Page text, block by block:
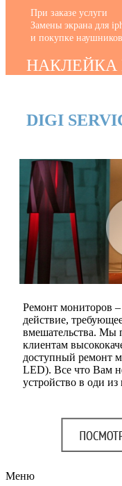
При заказе услуги
Замены экрана для
и покупке наушников
НАКЛЕЙКА
DIGI
Ремонт мониторов
действие,
вмешательства. Мы
клиентам
доступный ремонт
LED). Все что Вам
устройство в оди
Меню